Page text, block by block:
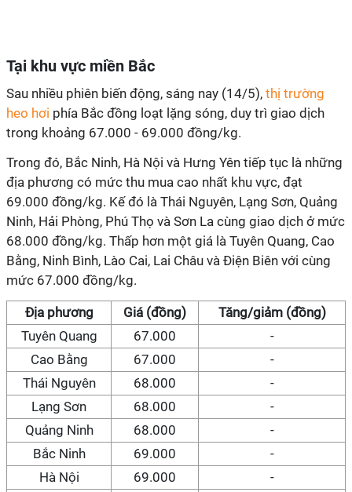
Tại khu vực miền Bắc
Sau nhiều phiên biến động, sáng nay (14/5), thị trường
heo hơi phía Bắc đồng loạt lặng sóng, duy trì giao dịch
trong khoảng 67.000 - 69.000 đồng/kg.
Trong đó, Bắc Ninh, Hà Nội và Hưng Yên tiếp tục là những
địa phương có mức thu mua cao nhất khu vực, đạt
69.000 đồng/kg. Kế đó là Thái Nguyên, Lạng Sơn, Quảng
Ninh, Hải Phòng, Phú Thọ và Sơn La cùng giao dịch ở mức
68.000 đồng/kg. Thấp hơn một giá là Tuyên Quang, Cao
Bằng, Ninh Bình, Lào Cai, Lai Châu và Điện Biên với cùng
mức 67.000 đồng/kg.
Địa phương Giá (đồng)
Tăng/giảm (đồng)
Tuyên Quang
67.000
-
Cao Bằng
67.000
-
Thái Nguyên
68.000
-
Lạng Sơn
68.000
-
Quảng Ninh
68.000
-
Bắc Ninh
69.000
-
Hà Nội
69.000
-